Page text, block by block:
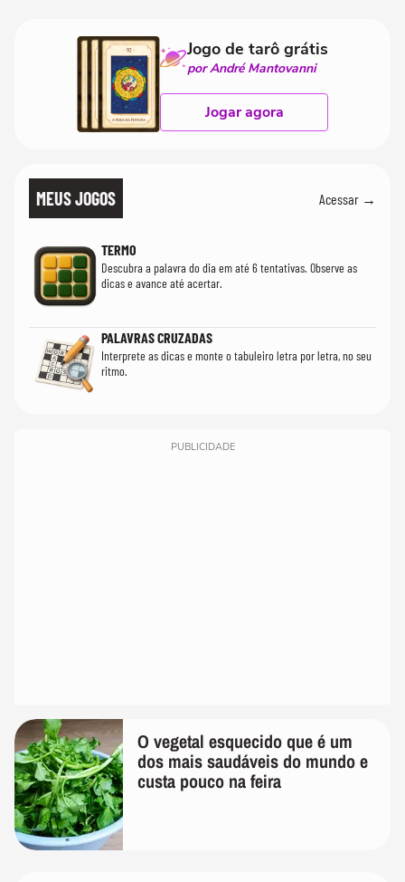
Jogo de tarô grátis
por André Mantovanni
Jogar agora
MEUS JOGOS Acessar →
TERMO
Descubra a palavra do dia em até 6 tentativas. Observe as
dicas e avance até acertar.
PALAVRAS CRUZADAS
Interprete as dicas e monte o tabuleiro letra por letra, no seu
ritmo.
PUBLICIDADE
O vegetal esquecido que é um
dos mais saudáveis do mundo e
custa pouco na feira